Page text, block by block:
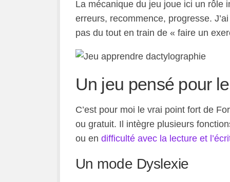
La mécanique du jeu joue ici un rôle
erreurs, recommence, progresse.
pas du tout en train de « faire un
Un jeu pensé pour
C’est pour moi le vrai point fort de
ou gratuit. Il intègre plusieurs
ou en difficulté avec la lecture et
Un mode Dyslexie